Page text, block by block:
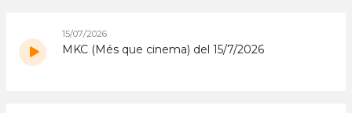
15/07/2026
MKC (Més que cinema) del 15/7/2026